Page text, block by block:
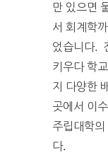
만 있으면
서 회계학
었습니다.
키우다 학
지 다양한
곳에서 이
주립대학의
다.